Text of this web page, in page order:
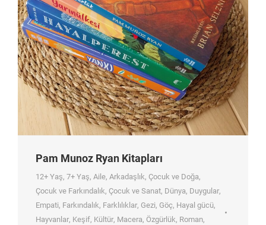
Pam Munoz Ryan Kitapları
12+ Yaş, 7+ Yaş, Aile, Arkadaşlık, Çocuk ve Doğa,
Çocuk ve Farkındalık, Çocuk ve Sanat, Dünya, Duygular,
Empati, Farkındalık, Farklılıklar, Gezi, Göç, Hayal gücü,
Hayvanlar, Keşif, Kültür, Macera, Özgürlük, Roman,